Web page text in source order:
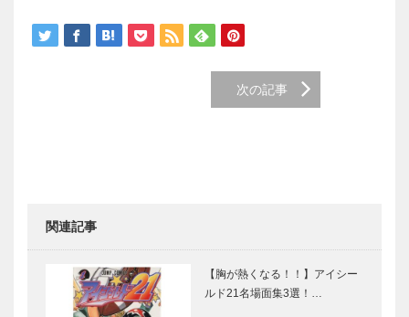
次の記事
関連記事
【胸が熱くなる！！】アイシー
ルド21名場面集3選！…